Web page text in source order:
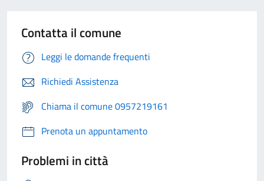
Contatta il comune
Leggi le domande frequenti
Richiedi Assistenza
Chiama il comune 0957219161
Prenota un appuntamento
Problemi in città